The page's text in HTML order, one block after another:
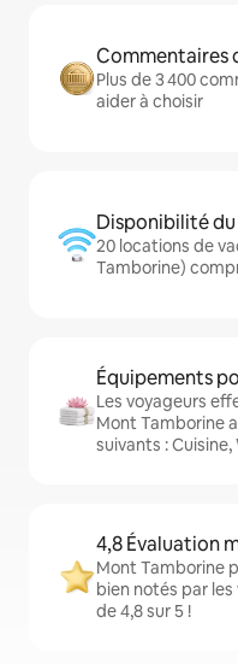
Commentaires
Plus de 3 400
aider à choisir
Disponibilité
20 locations de
Tamborine)
Équipements
Les voyageurs
Mont Tamborine
suivants :
4,8 Évaluation
Mont Tamborine
bien notés par
de 4,8 sur 5 !